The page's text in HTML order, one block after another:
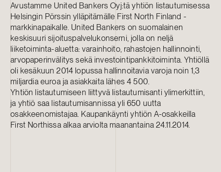
Avustamme United Bankers Oyj:tä yhtiön listautumisessa
Helsingin Pörssin ylläpitämälle First North Finland -
markkinapaikalle. United Bankers on suomalainen
keskisuuri sijoituspalvelukonserni, jolla on neljä
liiketoiminta-aluetta: varainhoito, rahastojen hallinnointi,
arvopaperinvälitys sekä investointipankkitoiminta. Yhtiöllä
oli kesäkuun 2014 lopussa hallinnoitavia varoja noin 1,3
miljardia euroa ja asiakkaita lähes 4 500.
Yhtiön listautumiseen liittyvä listautumisanti ylimerkittiin,
ja yhtiö saa listautumisannissa yli 650 uutta
osakkeenomistajaa. Kaupankäynti yhtiön A-osakkeilla
First Northissa alkaa arviolta maanantaina 24.11.2014.